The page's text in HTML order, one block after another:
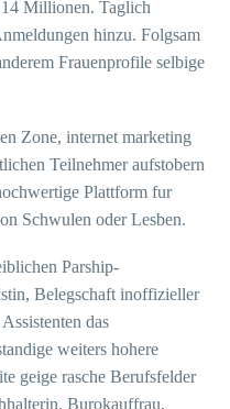
14 Millionen. Taglich
hinzu. Folgsam
Frauenprofile selbige
Zone, internet marketing
Teilnehmer aufstobern
Plattform fur
Schwulen oder Lesben.
Parship-
Belegschaft inoffizieller
das
weiters hohere
geige rasche Berufsfelder
Burokauffrau,